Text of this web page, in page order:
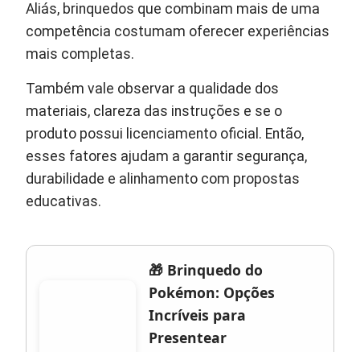
Aliás, brinquedos que combinam mais de uma
competência costumam oferecer experiências
mais completas.
Também vale observar a qualidade dos
materiais, clareza das instruções e se o
produto possui licenciamento oficial. Então,
esses fatores ajudam a garantir segurança,
durabilidade e alinhamento com propostas
educativas.
🎁 Brinquedo do
Pokémon: Opções
Incríveis para
Presentear